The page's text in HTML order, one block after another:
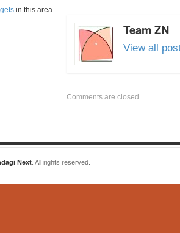
in this area.
Team ZN
View all
Comments are closed.
Next . All rights reserved.